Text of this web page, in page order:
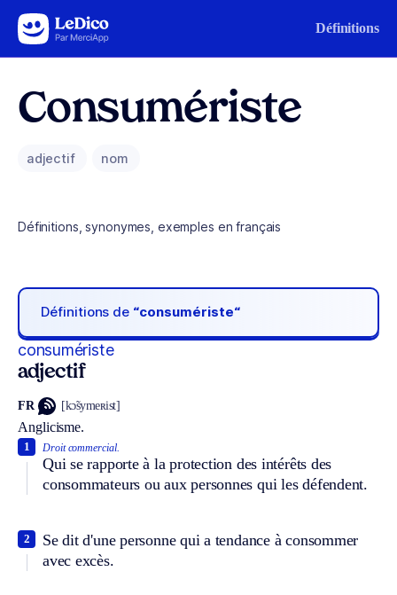
Aller au contenu Définitions
Consumériste
adjectif nom
Définitions, synonymes, exemples en français
Définitions de “consumériste“
consumériste
adjectif
FR [kɔ̃symeʀist]
Anglicisme.
Droit commercial.
Qui se rapporte à la protection des intérêts des
consommateurs ou aux personnes qui les défendent.
1
Se dit d'une personne qui a tendance à consommer
avec excès.
2